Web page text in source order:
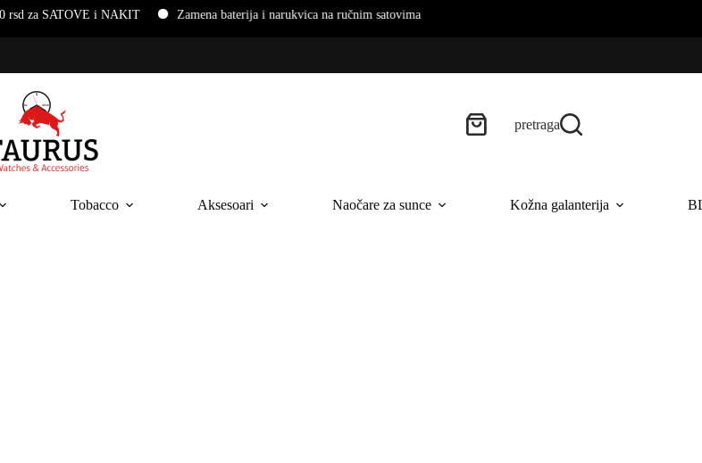
Zamena baterija i narukvica na ručnim satovima
pretraga
Tobacco Aksesoari Naočare za sunce Kožna galanterija